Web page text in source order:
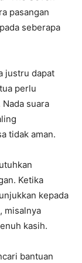
pasangan
seberapa
justru dapat
perlu
suara
tidak aman.
Ketika
kepada
misalnya
kasih.
bantuan